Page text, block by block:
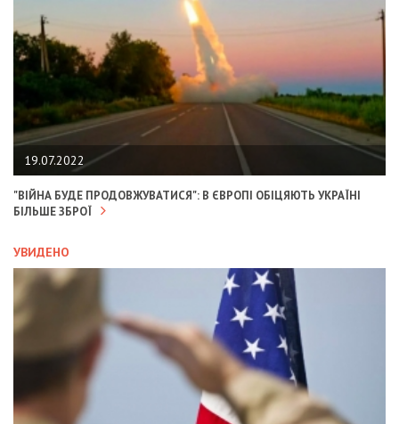
19.07.2022
"ВІЙНА БУДЕ ПРОДОВЖУВАТИСЯ": В ЄВРОПІ ОБІЦЯЮТЬ УКРАЇНІ
БІЛЬШЕ ЗБРОЇ
УВИДЕНО